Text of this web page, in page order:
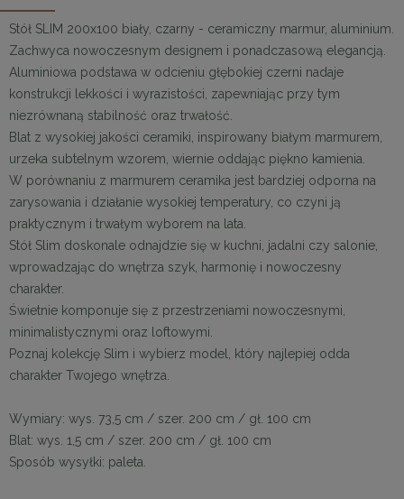
Stół SLIM 200x100 biały, czarny - ceramiczny marmur, aluminium.
Zachwyca nowoczesnym designem i ponadczasową elegancją.
Aluminiowa podstawa w odcieniu głębokiej czerni nadaje
konstrukcji lekkości i wyrazistości, zapewniając przy tym
niezrównaną stabilność oraz trwałość.
Blat z wysokiej jakości ceramiki, inspirowany białym marmurem,
urzeka subtelnym wzorem, wiernie oddając piękno kamienia.
W porównaniu z marmurem ceramika jest bardziej odporna na
zarysowania i działanie wysokiej temperatury, co czyni ją
praktycznym i trwałym wyborem na lata.
Stół Slim doskonale odnajdzie się w kuchni, jadalni czy salonie,
wprowadzając do wnętrza szyk, harmonię i nowoczesny
charakter.
Świetnie komponuje się z przestrzeniami nowoczesnymi,
minimalistycznymi oraz loftowymi.
Poznaj kolekcję Slim i wybierz model, który najlepiej odda
charakter Twojego wnętrza.
Wymiary: wys. 73,5 cm / szer. 200 cm / gł. 100 cm
Blat: wys. 1,5 cm / szer. 200 cm / gł. 100 cm
Sposób wysyłki: paleta.